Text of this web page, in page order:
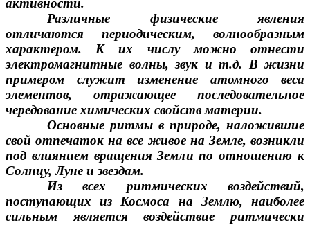
активности.
Различные физические явления
отличаются периодическим, волнообразным
характером. К их числу можно отнести
электромагнитные волны, звук и т.д. В жизни
примером служит изменение атомного веса
элементов, отражающее последовательное
чередование химических свойств материи.
Основные ритмы в природе, наложившие
свой отпечаток на все живое на Земле, возникли
под влиянием вращения Земли по отношению к
Солнцу, Луне и звездам.
Из всех ритмических воздействий,
поступающих из Космоса на Землю, наиболее
сильным является воздействие ритмически